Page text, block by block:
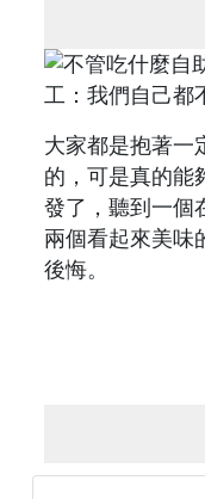
大家都是抱著一
的，可是真的能
發了，聽到一個
兩個看起來美味
後悔。